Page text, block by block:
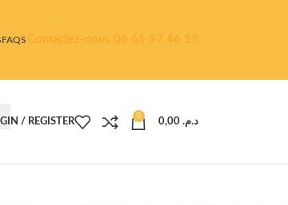
FAQS Contactez-nous 06 61 97 46 19
/ REGISTER
0
د.م.